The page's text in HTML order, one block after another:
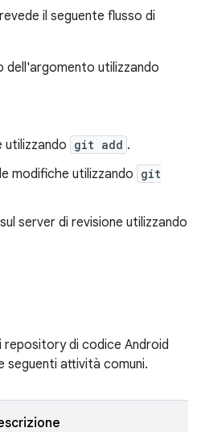
il seguente flusso di
dell'argomento utilizzando
utilizzando git add .
modifiche utilizzando git
server di revisione utilizzando
repository di codice Android
seguenti attività comuni.